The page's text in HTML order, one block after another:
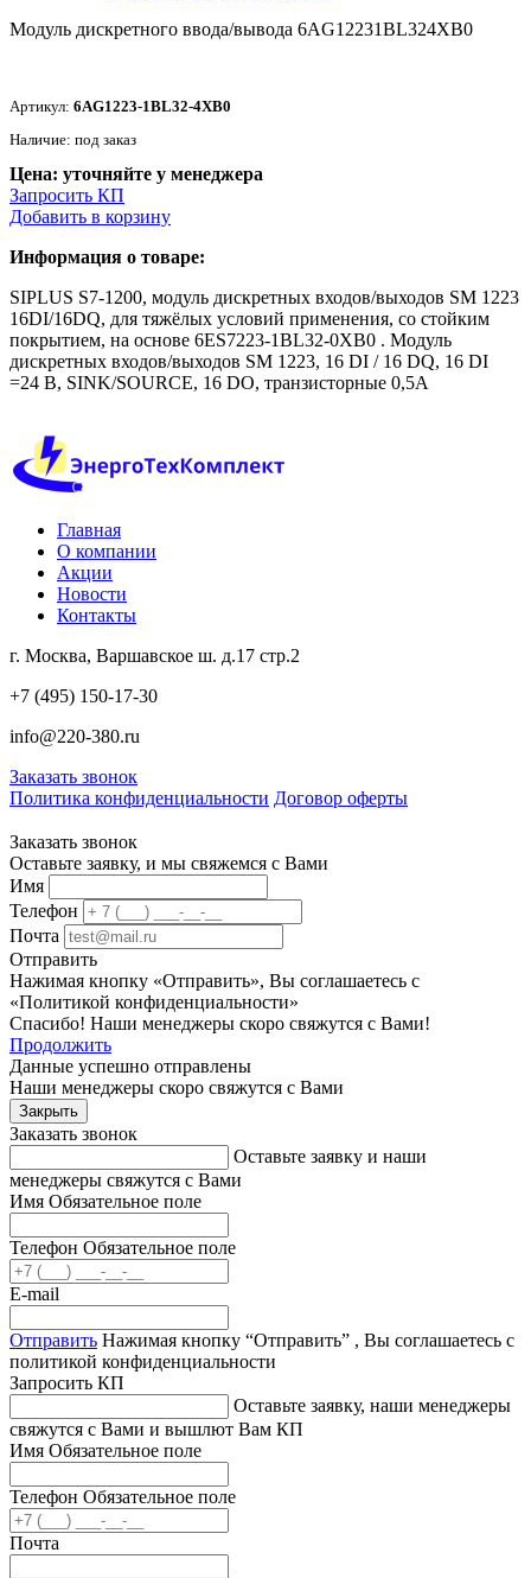
Модуль дискретного ввода/вывода 6AG12231BL324XB0
Артикул: 6AG1223-1BL32-4XB0
Наличие: под заказ
Цена: уточняйте у менеджера
Запросить КП
Добавить в корзину
Информация о товаре:
SIPLUS S7-1200, модуль дискретных входов/выходов SM 1223
16DI/16DQ, для тяжёлых условий применения, со стойким
покрытием, на основе 6ES7223-1BL32-0XB0 . Модуль
дискретных входов/выходов SM 1223, 16 DI / 16 DQ, 16 DI
=24 В, SINK/SOURCE, 16 DO, транзисторные 0,5A
Главная
О компании
Акции
Новости
Контакты
г. Москва, Варшавское ш. д.17 стр.2
+7 (495) 150-17-30
info@220-380.ru
Заказать звонок
Политика конфиденциальности Договор оферты
Заказать звонок
Оставьте заявку, и мы свяжемся с Вами
Имя
Телефон
Почта
Отправить
Нажимая кнопку «Отправить», Вы соглашаетесь с
«Политикой конфиденциальности»
Спасибо! Наши менеджеры скоро свяжутся с Вами!
Продолжить
Данные успешно отправлены
Наши менеджеры скоро свяжутся с Вами
Закрыть
Заказать звонок
Оставьте заявку и наши
менеджеры свяжутся с Вами
Имя Обязательное поле
Телефон Обязательное поле
E-mail
Отправить Нажимая кнопку “Отправить” , Вы соглашаетесь с
политикой конфиденциальности
Запросить КП
Оставьте заявку, наши менеджеры
свяжутся с Вами и вышлют Вам КП
Имя Обязательное поле
Телефон Обязательное поле
Почта